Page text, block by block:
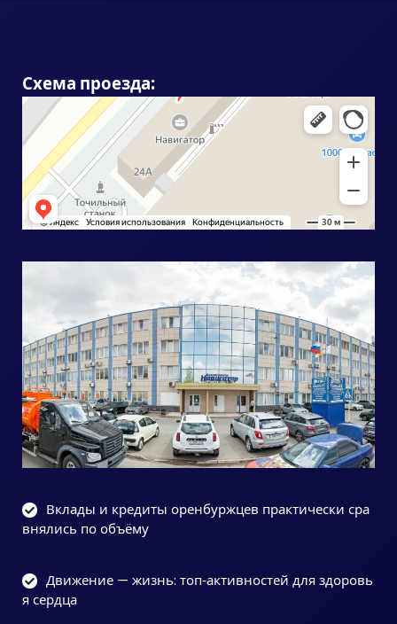
Схема проезда:
Вклады и кредиты оренбуржцев практически сра
внялись по объёму
Движение — жизнь: топ‑активностей для здоровь
я сердца